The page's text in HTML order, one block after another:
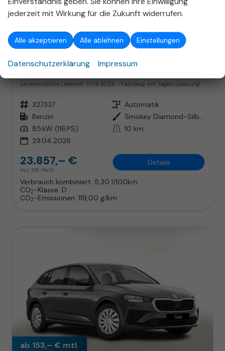
ab 153,– € mtl.
Skoda Scala
unverbindliche Lieferzeit: 11.09.2026 Fahrzeug mit Tageszulassung
Fahrzeugnr. 327337 Getriebe Automatik
Kraftstoff Benzin Außenfarbe
Smokey Diamond-Silber Metallic
Leistung 85 kW (116 PS) Kilometerstand 10 km
29.04.2026
23.857,– €
incl. 19% MwSt.
Details
Verbrauch kombiniert: 5,30 l/100km
CO2-Klasse: D
CO2-Emissionen: 119,00 g/km
ab 153,– € mtl.
jederzeit mit Wirkung für die Zukunft widerrufen.
Alle akzeptieren Alle ablehnen Einstellungen
Datenschutzerklärung Impressum